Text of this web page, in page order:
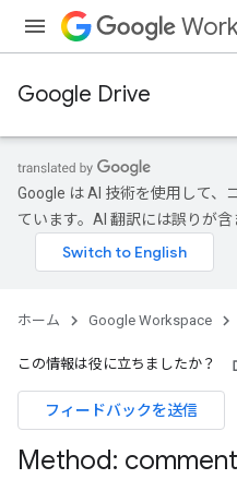
Google Drive
Google は AI 技術を使用して、
ています。AI 翻訳には誤りが含
ホーム Google Workspace
この情報は役に立ちましたか？
フィードバックを送信
Method: